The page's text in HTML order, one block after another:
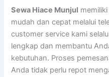
Sewa Hiace Munjul
mudah dan cepat melalui
customer service kami
lengkap dan membantu
kebutuhan. Proses
Anda tidak perlu repot